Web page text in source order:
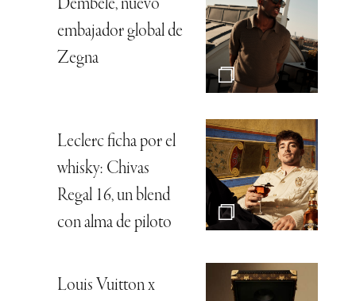
Dembélé, nuevo
embajador global de
Zegna
Leclerc ficha por el
whisky: Chivas
Regal 16, un blend
con alma de piloto
Louis Vuitton x